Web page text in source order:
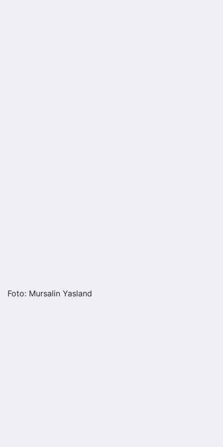
Foto: Mursalin Yasland